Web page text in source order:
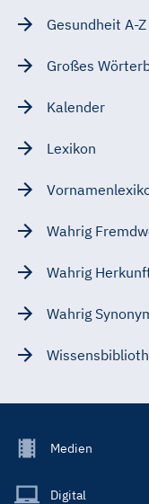
Gesundheit A-Z
Großes
Kalender
Lexikon
Wahrig
Wahrig
Wahrig
Footer
Main
Medien
Digital